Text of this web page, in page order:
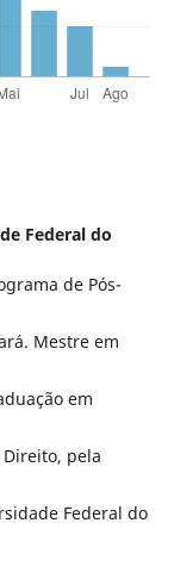
Federal do
de Pós-
Mestre em
em
pela
Federal do